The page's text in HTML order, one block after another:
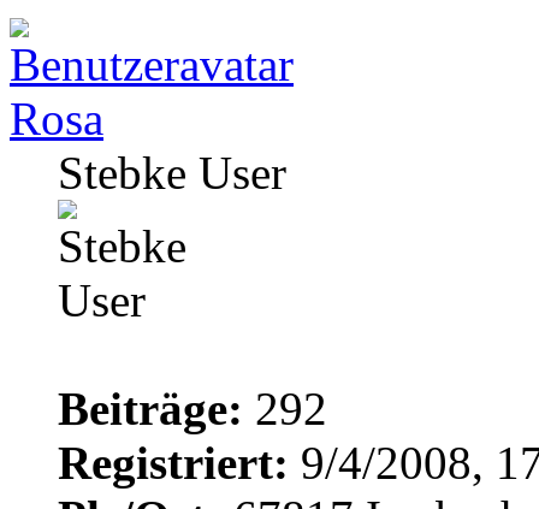
Rosa
Stebke User
Beiträge: 292
Registriert: 9/4/2008,